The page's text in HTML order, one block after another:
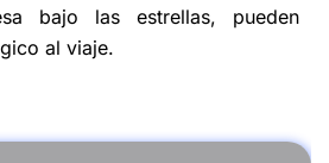
bajo las estrellas, pueden
al viaje.